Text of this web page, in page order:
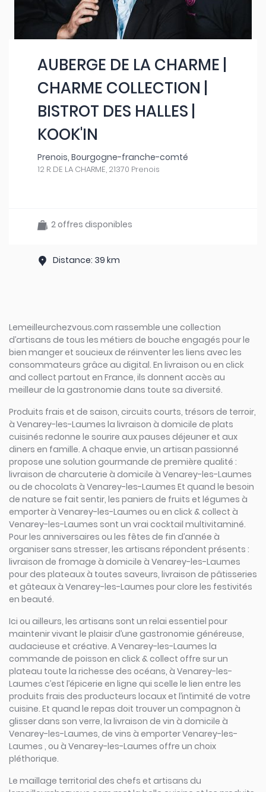
AUBERGE DE LA CHARME |
CHARME COLLECTION |
BISTROT DES HALLES |
KOOK'IN
Prenois, Bourgogne-franche-comté
12 R. DE LA CHARME, 21370 Prenois
2 offres disponibles
Distance: 39 km
Lemeilleurchezvous.com rassemble une collection
d’artisans de tous les métiers de bouche engagés pour le
bien manger et soucieux de réinventer les liens avec les
consommateurs grâce au digital. En livraison ou en click
and collect partout en France, ils donnent accès au
meilleur de la gastronomie dans toute sa diversité.
Produits frais et de saison, circuits courts, trésors de terroir,
à Venarey-les-Laumes la livraison à domicile de plats
cuisinés redonne le sourire aux pauses déjeuner et aux
diners en famille. A chaque envie, un artisan passionné
propose une solution gourmande de première qualité :
livraison de charcuterie à domicile à Venarey-les-Laumes
ou de chocolats à Venarey-les-Laumes Et quand le besoin
de nature se fait sentir, les paniers de fruits et légumes à
emporter à Venarey-les-Laumes ou en click & collect à
Venarey-les-Laumes sont un vrai cocktail multivitaminé.
Pour les anniversaires ou les fêtes de fin d’année à
organiser sans stresser, les artisans répondent présents :
livraison de fromage à domicile à Venarey-les-Laumes
pour des plateaux à toutes saveurs, livraison de pâtisseries
et gâteaux à Venarey-les-Laumes pour clore les festivités
en beauté.
Ici ou ailleurs, les artisans sont un relai essentiel pour
maintenir vivant le plaisir d’une gastronomie généreuse,
audacieuse et créative. A Venarey-les-Laumes la
commande de poisson en click & collect offre sur un
plateau toute la richesse des océans, à Venarey-les-
Laumes c’est l’épicerie en ligne qui scelle le lien entre les
produits frais des producteurs locaux et l’intimité de votre
cuisine. Et quand le repas doit trouver un compagnon à
glisser dans son verre, la livraison de vin à domicile à
Venarey-les-Laumes, de vins à emporter Venarey-les-
Laumes , ou à Venarey-les-Laumes offre un choix
pléthorique.
Le maillage territorial des chefs et artisans du